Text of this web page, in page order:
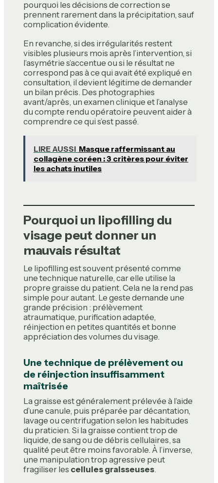
pourquoi les décisions de correction se
prennent rarement dans la précipitation, sauf
complication évidente.
En revanche, si des irrégularités restent
visibles plusieurs mois après l’intervention, si
l’asymétrie s’accentue ou si le résultat ne
correspond pas à ce qui avait été expliqué en
consultation, il devient légitime de demander
un bilan précis. Des photographies
avant/après, un examen clinique et l’analyse
du compte rendu opératoire peuvent aider à
comprendre ce qui s’est passé.
LIRE AUSSI Masque raffermissant au
collagène coréen : 3 critères pour éviter
les achats inutiles
Pourquoi un lipofilling du
visage peut donner un
mauvais résultat
Le lipofilling est souvent présenté comme
une technique naturelle, car elle utilise la
propre graisse du patient. Cela ne la rend pas
simple pour autant. Le geste demande une
grande précision : prélèvement
atraumatique, purification adaptée,
réinjection en petites quantités et bonne
appréciation des volumes du visage.
Une technique de prélèvement ou
de réinjection insuffisamment
maîtrisée
La graisse est généralement prélevée à l’aide
d’une canule, puis préparée par décantation,
lavage ou centrifugation selon les habitudes
du praticien. Si la graisse contient trop de
liquide, de sang ou de débris cellulaires, sa
qualité peut être moins favorable. À l’inverse,
une manipulation trop agressive peut
fragiliser les cellules graisseuses.